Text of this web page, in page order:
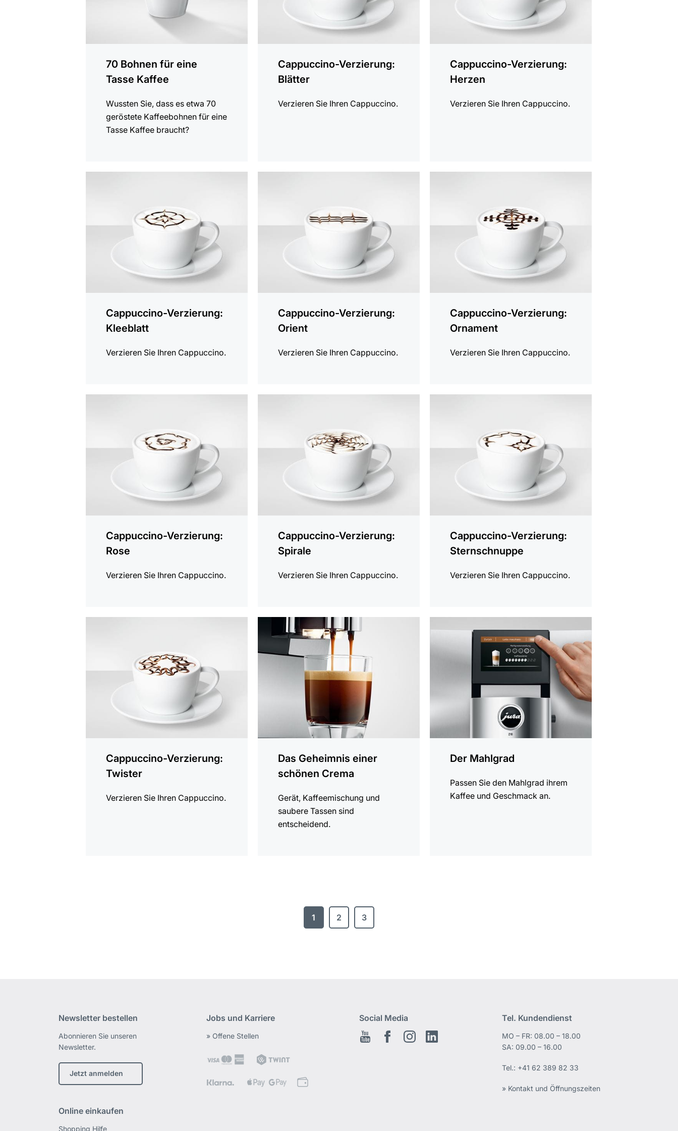
70 Bohnen für eine
Tasse Kaffee
Wussten Sie, dass es etwa 70
geröstete Kaffeebohnen für eine
Tasse Kaffee braucht?
Cappuccino-Verzierung:
Blätter
Verzieren Sie Ihren Cappuccino.
Cappuccino-Verzierung:
Herzen
Verzieren Sie Ihren Cappuccino.
Cappuccino-Verzierung:
Kleeblatt
Verzieren Sie Ihren Cappuccino.
Cappuccino-Verzierung:
Orient
Verzieren Sie Ihren Cappuccino.
Cappuccino-Verzierung:
Ornament
Verzieren Sie Ihren Cappuccino.
Cappuccino-Verzierung:
Rose
Verzieren Sie Ihren Cappuccino.
Cappuccino-Verzierung:
Spirale
Verzieren Sie Ihren Cappuccino.
Cappuccino-Verzierung:
Sternschnuppe
Verzieren Sie Ihren Cappuccino.
Cappuccino-Verzierung:
Twister
Verzieren Sie Ihren Cappuccino.
Das Geheimnis einer
schönen Crema
Gerät, Kaffeemischung und
saubere Tassen sind
entscheidend.
anzeigen
Der Mahlgrad
Passen Sie den Mahlgrad ihrem
Kaffee und Geschmack an.
1 2 3
Newsletter bestellen
Abonnieren Sie unseren
Newsletter.
Jetzt anmelden
Jobs und Karriere
» Offene Stellen
Social Media
Youtube FacebookInstagram
Tel. Kundendienst
MO – FR: 08.00 – 18.00
SA: 09.00 – 16.00
Tel.: +41 62 389 82 33
» Kontakt und Öffnungszeiten
Online einkaufen
Shopping Hilfe